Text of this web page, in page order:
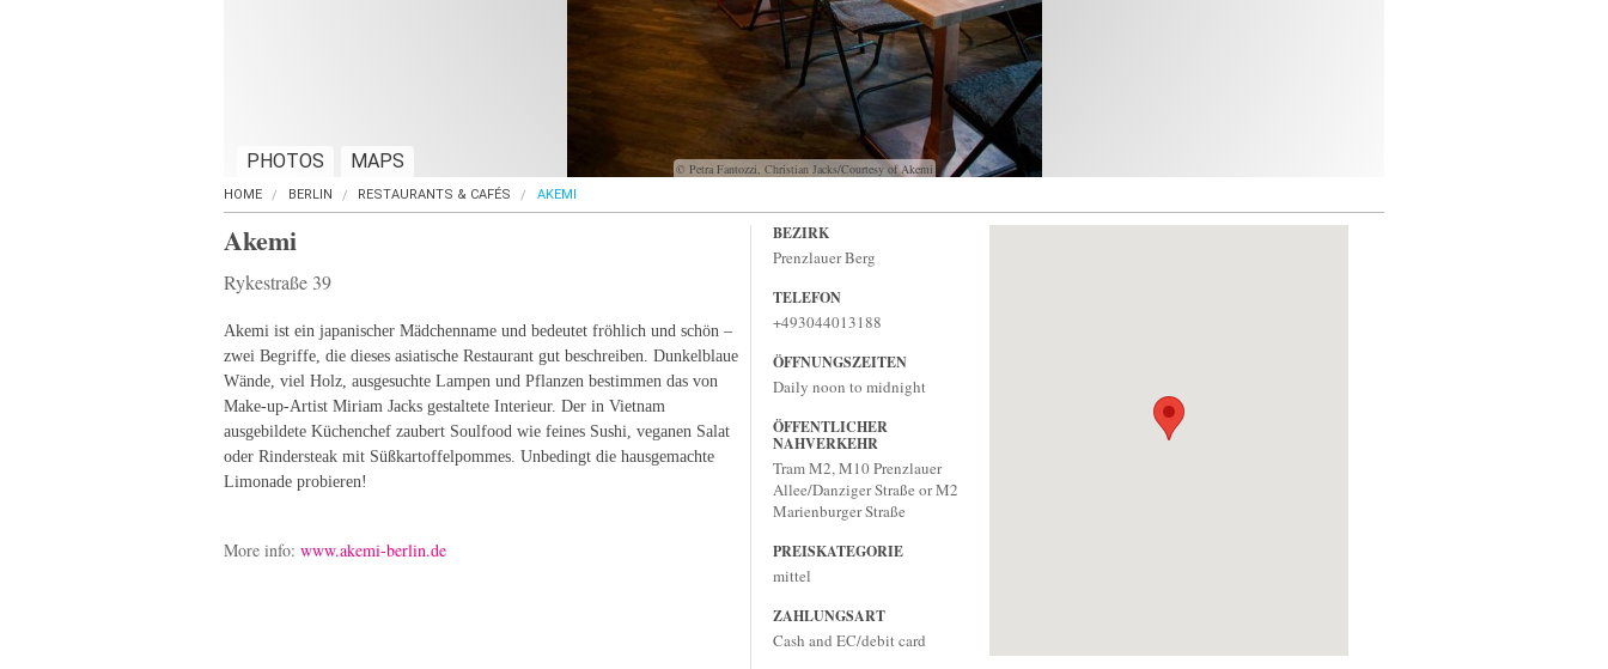
© Petra Fantozzi, Christian Jacks/Courtesy of Akemi
PHOTOS MAPS
HOME BERLIN RESTAURANTS & CAFÉS AKEMI
Akemi
Rykestraße 39
Akemi ist ein japanischer Mädchenname und bedeutet fröhlich und schön –
zwei Begriffe, die dieses asiatische Restaurant gut beschreiben. Dunkelblaue
Wände, viel Holz, ausgesuchte Lampen und Pflanzen bestimmen das von
Make-up-Artist Miriam Jacks gestaltete Interieur. Der in Vietnam
ausgebildete Küchenchef zaubert Soulfood wie feines Sushi, veganen Salat
oder Rindersteak mit Süßkartoffelpommes. Unbedingt die hausgemachte
Limonade probieren!
More info: www.akemi-berlin.de
BEZIRK
Prenzlauer Berg
TELEFON
+493044013188
ÖFFNUNGSZEITEN
Daily noon to midnight
ÖFFENTLICHER
NAHVERKEHR
Tram M2, M10 Prenzlauer
Allee/Danziger Straße or M2
Marienburger Straße
PREISKATEGORIE
mittel
ZAHLUNGSART
Cash and EC/debit card